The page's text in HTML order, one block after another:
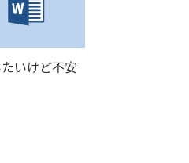
いけど不安